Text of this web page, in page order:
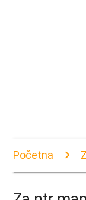
Početna